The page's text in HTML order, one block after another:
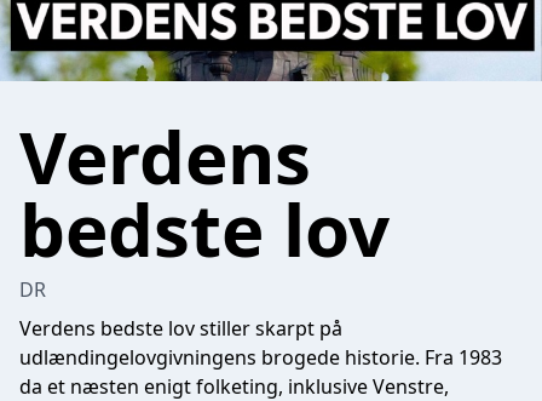
Verdens
bedste lov
DR
Verdens bedste lov stiller skarpt på
udlændingelovgivningens brogede historie. Fra 1983
da et næsten enigt folketing, inklusive Venstre,